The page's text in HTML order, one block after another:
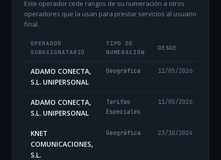
Este operador cede rangos de su numeración a otros
operadores que la usan para prestar servicios al usuario
final.
OPERADOR
SUBASIGNATARIO
TIPO DE
NUMERACIÓN
DESDE
ADAMO CONECTA,
S.L. UNIPERSONAL
Geográfica 11/05/2026
ADAMO CONECTA,
S.L. UNIPERSONAL
Tarifas
Especiales
11/05/2026
KNET
COMUNICACIONES,
S.L.
Geográfica 23/10/2024